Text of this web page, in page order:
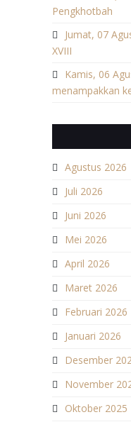
Pengkhotbah
Jumat, 07
XVIII
Kamis, 06
menampakkan
Agustus 2026
Juli 2026
Juni 2026
Mei 2026
April 2026
Maret 2026
Februari 2026
Januari 2026
Desember
November
Oktober 2025